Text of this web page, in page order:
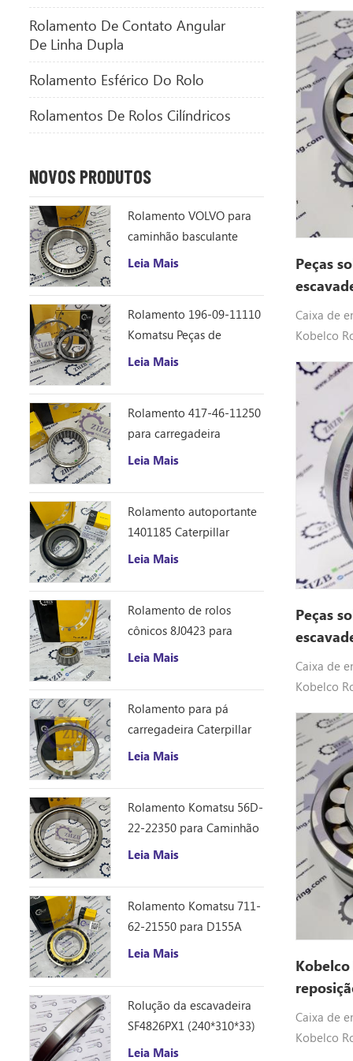
Peças
Caixa de
Kobelco
ED150-
Peças
Caixa de
Kobelco
rolantes
ED160,
SK210D
Caixa de
Kobelco
Rolamento De Contato Angular
De Linha Dupla
Rolamento Esférico Do Rolo
Rolamentos De Rolos Cilíndricos
NOVOS PRODUTOS
Rolamento VOLVO para
caminhão basculante
articulado 11035921
Leia Mais
Rolamento 196-09-11110
Komatsu Peças de
Reposição para Trator de
Leia Mais
Rolamento 417-46-11250
para carregadeira
Komatsu WA150-6
Leia Mais
Rolamento autoportante
1401185 Caterpillar
Esférico
Leia Mais
Rolamento de rolos
cônicos 8J0423 para
trator de esteiras
Leia Mais
Rolamento para pá
carregadeira Caterpillar
8S9076
Leia Mais
Rolamento Komatsu 56D-
22-22350 para Caminhão
Basculante HM250
Leia Mais
Rolamento Komatsu 711-
62-21550 para D155A
Leia Mais
Rolução da escavadeira
SF4826PX1 (240*310*33)
Leia Mais